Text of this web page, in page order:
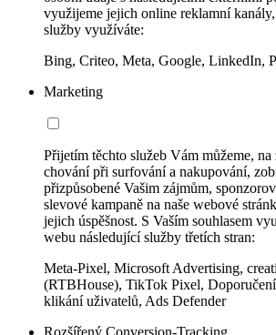
využijeme jejich online reklamní
služby využíváte:
Bing, Criteo, Meta, Google, LinkedIn,
Marketing
Přijetím těchto služeb Vám můžeme, na
chování při surfování a nakupování,
přizpůsobené Vašim zájmům,
slevové kampaně na naše webové
jejich úspěšnost. S Vaším souhlasem
webu následující služby třetích stran:
Meta-Pixel, Microsoft Advertising,
(RTBHouse), TikTok Pixel,
klikání uživatelů, Ads Defender